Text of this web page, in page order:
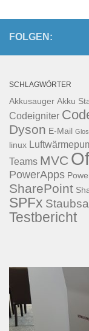
FOLGEN:
SCHLAGWÖRTER
Akkusauger Akku
Codeigniter
Dyson E-Mail
linux
Teams MVC
PowerApps
SharePoint
SPFx
Testbericht